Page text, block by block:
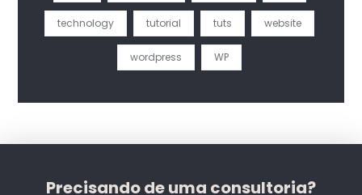
technology tutorial tuts website
wordpress WP
Precisando de uma consultoria?